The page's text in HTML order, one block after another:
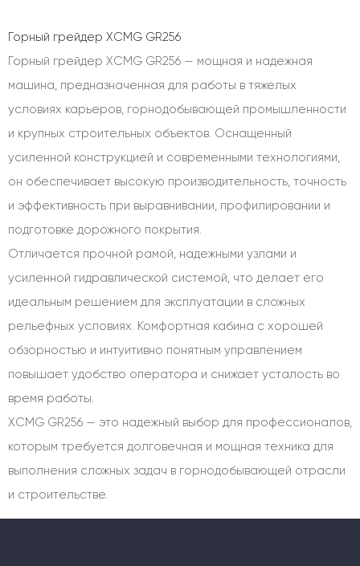
Горный грейдер XCMG GR256
Горный грейдер XCMG GR256 — мощная и надежная
машина, предназначенная для работы в тяжелых
условиях карьеров, горнодобывающей промышленности
и крупных строительных объектов. Оснащенный
усиленной конструкцией и современными технологиями,
он обеспечивает высокую производительность, точность
и эффективность при выравнивании, профилировании и
подготовке дорожного покрытия.
Отличается прочной рамой, надежными узлами и
усиленной гидравлической системой, что делает его
идеальным решением для эксплуатации в сложных
рельефных условиях. Комфортная кабина с хорошей
обзорностью и интуитивно понятным управлением
повышает удобство оператора и снижает усталость во
время работы.
XCMG GR256 — это надежный выбор для профессионалов,
которым требуется долговечная и мощная техника для
выполнения сложных задач в горнодобывающей отрасли
и строительстве.